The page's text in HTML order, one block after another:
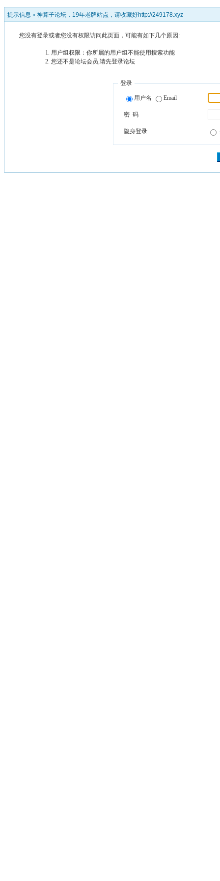
提示信息 » 神算子论坛，19年老牌站点，请收藏好http://249178.xyz
您没有登录或者您没有权限访问此页面，可能有如下几个原因:
用户组权限：你所属的用户组不能使用搜索功能
您还不是论坛会员,请先登录论坛
登录
用户名 Email
密 码
隐身登录